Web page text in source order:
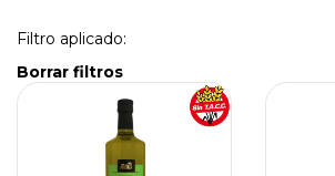
Filtro aplicado:
Borrar filtros